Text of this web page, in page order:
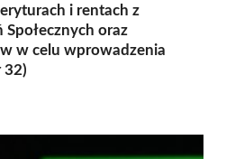
i rentach z
Społecznych oraz
w celu wprowadzenia
32)